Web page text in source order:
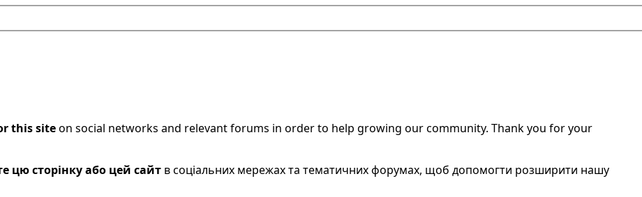
this siteon social networks and relevant forums in order to help growing our community. Thank you for your
цю сторінку або цей сайт в соціальних мережах та тематичних форумах, щоб допомогти розширити нашу